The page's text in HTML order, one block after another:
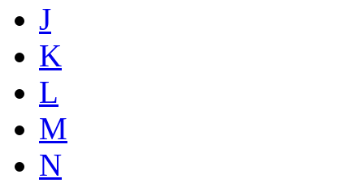
J
K
L
M
N